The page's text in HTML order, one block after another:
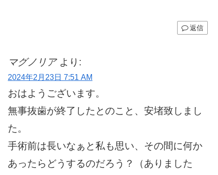
返信
マグノリア より:
2024年2月23日 7:51 AM
おはようございます。
無事抜歯が終了したとのこと、安堵致しまし
た。
手術前は長いなぁと私も思い、その間に何か
あったらどうするのだろう？（ありました